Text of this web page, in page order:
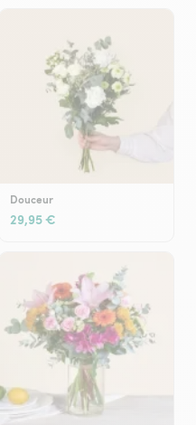
Douceur
29,95 €